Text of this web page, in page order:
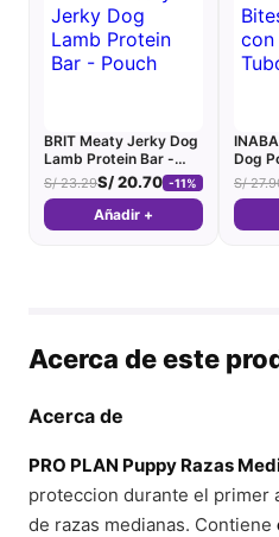
BRIT Meaty Jerky Dog
Lamb Protein Bar -
Pouch
S/23.29S/20.70 -11%
Añadir +
Dog
8
S/
Acerca de este
Acerca de
PRO PLAN Puppy Razas
proteccion durante el primer
de razas medianas. Contiene